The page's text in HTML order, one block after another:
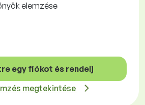
elemzése
egy fiókot és rendelj
megtekintése